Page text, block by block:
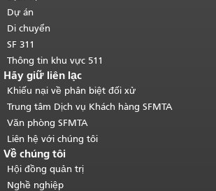
chính.
Dự án
Di chuyển
SF 311
Thông tin khu vực 511
Hãy giữ liên lạc
Khiếu nại về phân biệt đối xử
Trung tâm Dịch vụ Khách hàng SFMTA
Văn phòng SFMTA
Liên hệ với chúng tôi
Về chúng tôi
Hội đồng quản trị
Nghề nghiệp